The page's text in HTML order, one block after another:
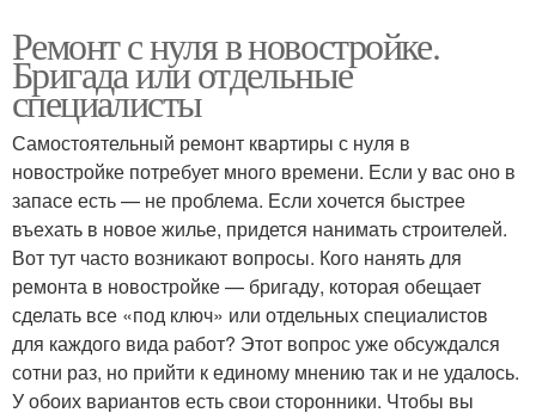
Ремонт с нуля в новостройке.
Бригада или отдельные
специалисты
Самостоятельный ремонт квартиры с нуля в
новостройке потребует много времени. Если у вас оно в
запасе есть — не проблема. Если хочется быстрее
въехать в новое жилье, придется нанимать строителей.
Вот тут часто возникают вопросы. Кого нанять для
ремонта в новостройке — бригаду, которая обещает
сделать все «под ключ» или отдельных специалистов
для каждого вида работ? Этот вопрос уже обсуждался
сотни раз, но прийти к единому мнению так и не удалось.
У обоих вариантов есть свои сторонники. Чтобы вы